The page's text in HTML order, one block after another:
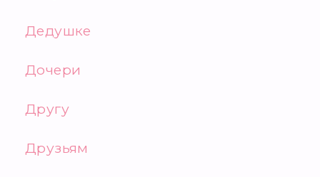
Дедушке
Дочери
Другу
Друзьям